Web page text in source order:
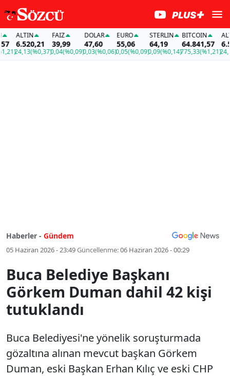
ALTIN
6.520,21
24,13(%0,37)
FAİZ
39,99
0,04(%0,09)
DOLAR
47,60
0,03(%0,06)
EURO
55,06
0,05(%0,09)
STERLIN
64,19
0,09(%0,14)
BITCOIN
64.841,57
775,33(%1,21)24,13
Haberler - Gündem
05 Haziran 2026 - 23:49Güncellenme:06 Haziran 2026 - 00:29
Buca Belediye Başkanı
Görkem Duman dahil 42 kişi
tutuklandı
Buca Belediyesi'ne yönelik soruşturmada
gözaltına alınan mevcut başkan Görkem
Duman, eski Başkan Erhan Kılıç ve eski CHP